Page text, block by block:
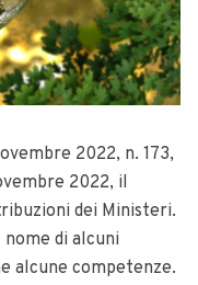
2022, n. 173,
2022, il
dei Ministeri.
di alcuni
alcune competenze.